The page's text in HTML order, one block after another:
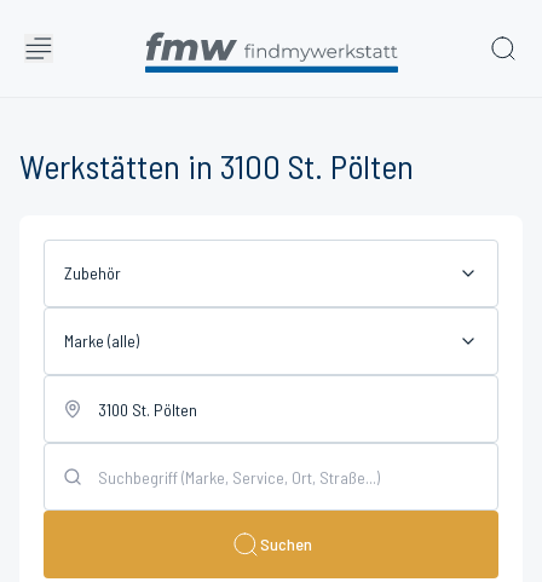
Werkstätten in 3100 St. Pölten
Zubehör
Marke (alle)
Suchen